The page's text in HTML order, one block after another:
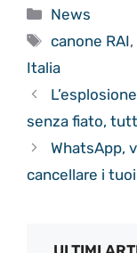
Categorie
News
Tag
canone RAI,
Italia
senza fiato,
WhatsApp,
cancellare i